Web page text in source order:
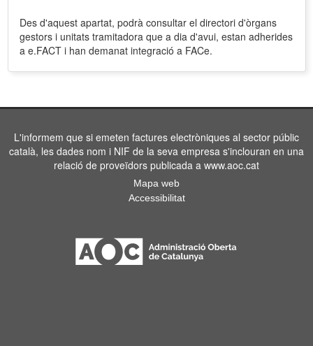
Des d'aquest apartat, podrà consultar el directori d'òrgans
gestors i unitats tramitadora que a dia d'avui, estan adherides
a e.FACT i han demanat integració a FACe.
L'informem que si emeten factures electròniques al sector públic
català, les dades nom i NIF de la seva empresa s'inclouran en una
relació de proveïdors publicada a www.aoc.cat
Mapa web
Accessibilitat